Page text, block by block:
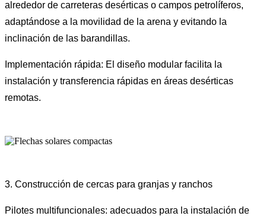
alrededor de carreteras desérticas o campos petrolíferos,
adaptándose a la movilidad de la arena y evitando la
inclinación de las barandillas.
Implementación rápida: El diseño modular facilita la
instalación y transferencia rápidas en áreas desérticas
remotas.
3. Construcción de cercas para granjas y ranchos
Pilotes multifuncionales: adecuados para la instalación de